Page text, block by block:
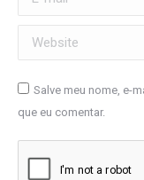
Website
Salve meu nome, e-
que eu comentar.